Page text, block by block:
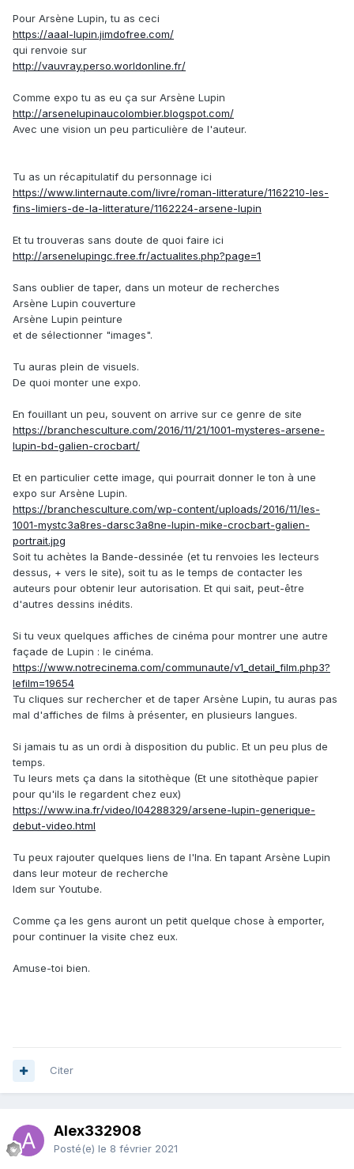
Pour Arsène Lupin, tu as ceci
https://aaal-lupin.jimdofree.com/
qui renvoie sur
http://vauvray.perso.worldonline.fr/
Comme expo tu as eu ça sur Arsène Lupin
http://arsenelupinaucolombier.blogspot.com/
Avec une vision un peu particulière de l'auteur.
Tu as un récapitulatif du personnage ici
https://www.linternaute.com/livre/roman-litterature/1162210-les-
fins-limiers-de-la-litterature/1162224-arsene-lupin
Et tu trouveras sans doute de quoi faire ici
http://arsenelupingc.free.fr/actualites.php?page=1
Sans oublier de taper, dans un moteur de recherches
Arsène Lupin couverture
Arsène Lupin peinture
et de sélectionner "images".
Tu auras plein de visuels.
De quoi monter une expo.
En fouillant un peu, souvent on arrive sur ce genre de site
https://branchesculture.com/2016/11/21/1001-mysteres-arsene-
lupin-bd-galien-crocbart/
Et en particulier cette image, qui pourrait donner le ton à une
expo sur Arsène Lupin.
https://branchesculture.com/wp-content/uploads/2016/11/les-
1001-mystc3a8res-darsc3a8ne-lupin-mike-crocbart-galien-
portrait.jpg
Soit tu achètes la Bande-dessinée (et tu renvoies les lecteurs
dessus, + vers le site), soit tu as le temps de contacter les
auteurs pour obtenir leur autorisation. Et qui sait, peut-être
d'autres dessins inédits.
Si tu veux quelques affiches de cinéma pour montrer une autre
façade de Lupin : le cinéma.
https://www.notrecinema.com/communaute/v1_detail_film.php3?
lefilm=19654
Tu cliques sur rechercher et de taper Arsène Lupin, tu auras pas
mal d'affiches de films à présenter, en plusieurs langues.
Si jamais tu as un ordi à disposition du public. Et un peu plus de
temps.
Tu leurs mets ça dans la sitothèque (Et une sitothèque papier
pour qu'ils le regardent chez eux)
https://www.ina.fr/video/I04288329/arsene-lupin-generique-
debut-video.html
Tu peux rajouter quelques liens de l'Ina. En tapant Arsène Lupin
dans leur moteur de recherche
Idem sur Youtube.
Comme ça les gens auront un petit quelque chose à emporter,
pour continuer la visite chez eux.
Amuse-toi bien.
Citer
Alex332908
Posté(e) le 8 février 2021